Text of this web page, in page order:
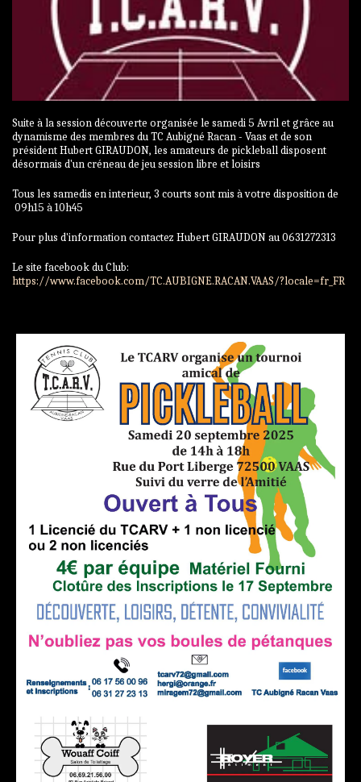
Suite à la session découverte organisée le samedi 5 Avril et grâce au
dynamisme des membres du TC Aubigné Racan - Vaas et de son
président Hubert GIRAUDON, les amateurs de pickleball disposent
désormais d'un créneau de jeu session libre et loisirs
Tous les samedis en interieur, 3 courts sont mis à votre disposition de
09h15 à 10h45
Pour plus d'information contactez Hubert GIRAUDON au 0631272313
Le site facebook du Club:
https://www.facebook.com/TC.AUBIGNE.RACAN.VAAS/?locale=fr_FR